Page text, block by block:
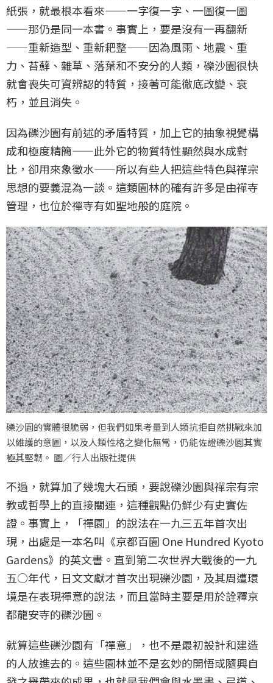
紙張，就最根本看來——一字復一字、一圖復一圖
——那仍是同一本書。事實上，要是沒有一再翻新
——重新造型、重新耙整——因為風雨、地震、重
力、苔蘚、雜草、落葉和不安分的人類，礫沙園很快
就會喪失可資辨認的特質，接著可能徹底改變、衰
朽，並且消失。
因為礫沙園有前述的矛盾特質，加上它的抽象視覺構
成和極度精簡——此外它的物質特性顯然與水成對
比，卻用來象徵水——所以有些人把這些特色與禪宗
思想的要義混為一談。這類園林的確有許多是由禪寺
管理，也位於禪寺有如聖地般的庭院。
礫沙園的實體很脆弱，但我們如果考量到人類抗拒自然挑戰來加
以維護的意圖，以及人類性格之變化無常，仍能佐證礫沙園其實
極其堅韌。 圖／行人出版社提供
不過，就算加了幾塊大石頭，要說礫沙園與禪宗有宗
教或哲學上的直接關連，這種觀點仍鮮少有史實佐
證。事實上，「禪園」的說法在一九三五年首次出
現，出處是一本名叫《京都百園 One Hundred Kyoto
Gardens》的英文書。直到第二次世界大戰後的一九
五○年代，日文文獻才首次出現礫沙園，及其周遭環
境是在表現禪意的說法，而且當時主要是用於詮釋京
都龍安寺的礫沙園。
就算這些礫沙園有「禪意」，也不是最初設計和建造
的人放進去的。這些園林並不是玄妙的開悟或隨興自